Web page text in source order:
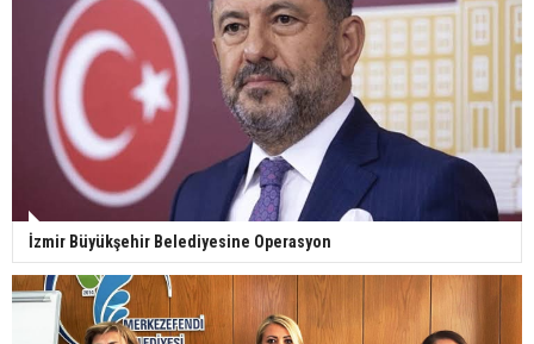
İzmir Büyükşehir Belediyesine Operasyon